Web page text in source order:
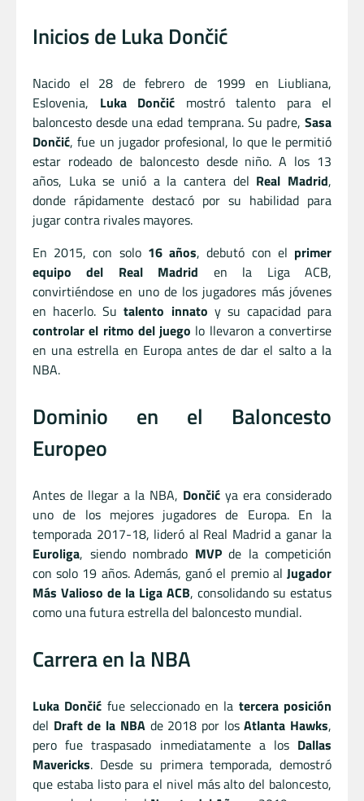
Inicios de Luka Dončić
Nacido el 28 de febrero de 1999 en Liubliana,
Eslovenia, Luka Dončić mostró talento para el
baloncesto desde una edad temprana. Su padre, Sasa
Dončić, fue un jugador profesional, lo que le permitió
estar rodeado de baloncesto desde niño. A los 13
años, Luka se unió a la cantera del Real Madrid,
donde rápidamente destacó por su habilidad para
jugar contra rivales mayores.
En 2015, con solo 16 años, debutó con el primer
equipo del Real Madrid en la Liga ACB,
convirtiéndose en uno de los jugadores más jóvenes
en hacerlo. Sutalento innato y su capacidad para
controlar el ritmo del juego lo llevaron a convertirse
en una estrella en Europa antes de dar el salto a la
NBA.
Dominio en el Baloncesto
Europeo
Antes de llegar a la NBA, Dončić ya era considerado
uno de los mejores jugadores de Europa. En la
temporada 2017-18, lideró al Real Madrid a ganar la
Euroliga, siendo nombrado MVPde la competición
con solo 19 años. Además, ganó el premio al Jugador
Más Valioso de la Liga ACB, consolidando su estatus
como una futura estrella del baloncesto mundial.
Carrera en la NBA
Luka Dončić fue seleccionado en la tercera posición
del Draft de la NBAde 2018 por losAtlanta Hawks,
pero fue traspasado inmediatamente a los Dallas
Mavericks. Desde su primera temporada, demostró
que estaba listo para el nivel más alto del baloncesto,